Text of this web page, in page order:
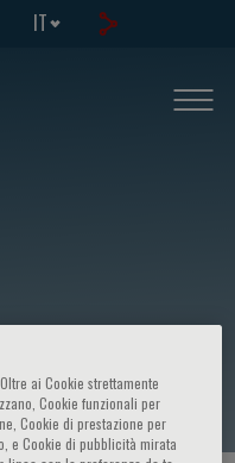
IT
ai Cookie strettamente
Cookie funzionali per
Cookie di prestazione per
e Cookie di pubblicità mirata